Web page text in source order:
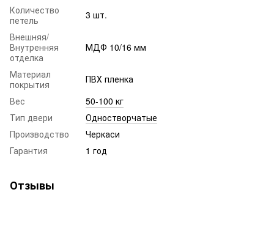
Количество
петель
3 шт.
Внешняя/
Внутренняя
отделка
МДФ 10/16 мм
Материал
покрытия
ПВХ пленка
Вес
50-100 кг
Тип двери
Одностворчатые
Производство
Черкаси
Гарантия
1 год
Отзывы